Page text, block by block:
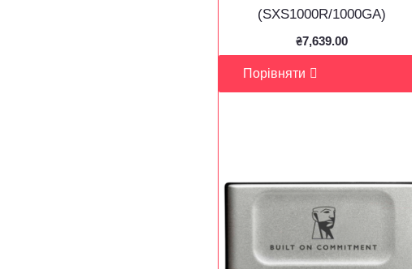
(SXS1000R/1000GA)
₴7,639.00
Порівняти